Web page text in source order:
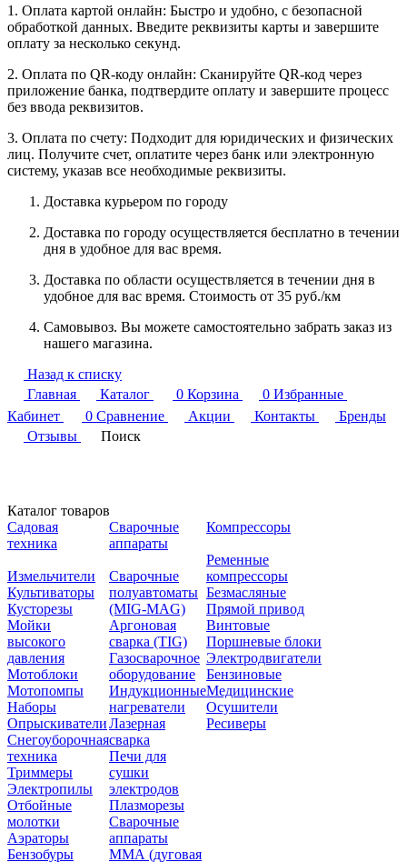
1. Оплата картой онлайн: Быстро и удобно, с безопасной
обработкой данных. Введите реквизиты карты и завершите
оплату за несколько секунд.
2. Оплата по QR-коду онлайн: Сканируйте QR-код через
приложение банка, подтвердите оплату и завершите процесс
без ввода реквизитов.
3. Оплата по счету: Подходит для юридических и физических
лиц. Получите счет, оплатите через банк или электронную
систему, указав все необходимые реквизиты.
Доставка курьером по городу
Доставка по городу осуществляется бесплатно в течении
дня в удобное для вас время.
Доставка по области осуществляется в течении дня в
удобное для вас время. Стоимость от 35 руб./км
Самовывоз. Вы можете самостоятельно забрать заказ из
нашего магазина.
Назад к списку
Главная
Каталог 0 Корзина 0 Избранные
Кабинет
0 Сравнение Акции Контакты
Бренды
Отзывы
Поиск
Каталог товаров
Садовая
техника
Измельчители
Культиваторы
Кусторезы
Мойки
высокого
давления
Мотоблоки
Мотопомпы
Наборы
Опрыскиватели
Снегоуборочная
техника
Триммеры
Электропилы
Отбойные
молотки
Аэраторы
Бензобуры
Сварочные
аппараты
Сварочные
полуавтоматы
(MIG-MAG)
Аргоновая
сварка (TIG)
Газосварочное
оборудование
Индукционные
нагреватели
Лазерная
сварка
Печи для
сушки
электродов
Плазморезы
Сварочные
аппараты
ММА (дуговая
Компрессоры
Ременные
компрессоры
Безмасляные
Прямой привод
Винтовые
Поршневые блоки
Электродвигатели
Бензиновые
Медицинские
Осушители
Ресиверы